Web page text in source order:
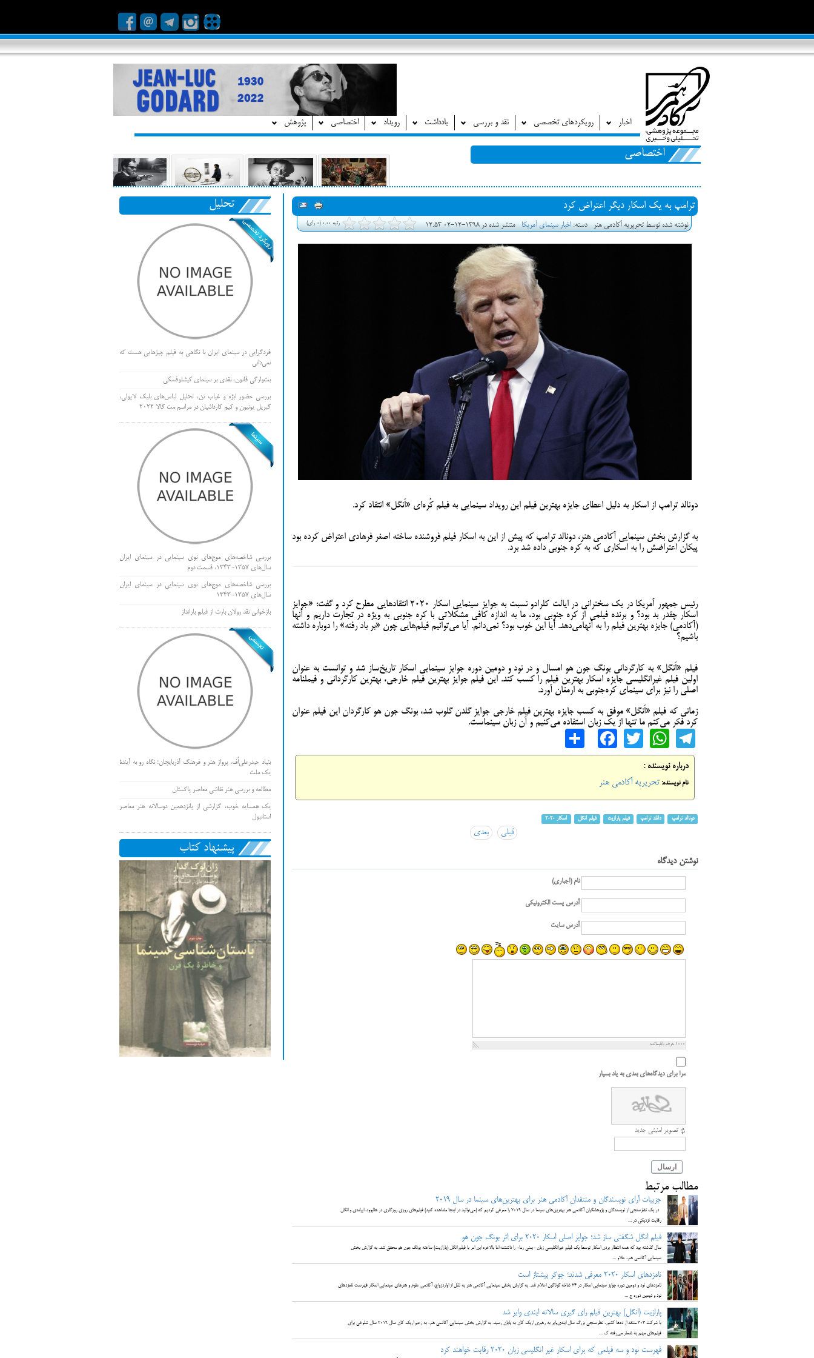
اخبار رویکردهای تخصصی نقد و بررسی یادداشت رویداد اختصاصی پژوهش
اختصاصی
ترامپ به یک اسکار دیگر اعتراض کرد
رتبه 0.00 (0 رای) نوشته شده توسط تحریریه آکادمی هنر دسته:اخبار سینمای آمریکا منتشر شده در 1398-12-02 12:53
دونالد ترامپ از اسکار به دلیل اعطای جایزه بهترین فیلم این رویداد سینمایی به فیلم کُره‌ای «اَنگل» انتقاد کرد.
به گزارش بخش سینمایی آکادمی هنر، دونالد ترامپ که پیش از این به اسکار فیلم فروشنده ساخته اصغر فرهادی اعتراض کرده بود
پیکان اعتراضش را به اسکاری که به کره جنوبی داده شد برد.
رئیس جمهور آمریکا در یک سخنرانی در ایالت کلرادو نسبت به جوایز سینمایی اسکار ۲۰۲۰ انتقادهایی مطرح کرد و گفت: «جوایز
اسکار چقدر بد بود؟ و برنده فیلمی از کره جنوبی بود، ما به اندازه کافی مشکلاتی با کره جنوبی به ویژه در تجارت داریم و آنها
(آکادمی) جایزه بهترین فیلم را به آنهامی‌دهد. آیا این خوب بود؟ نمی‌دانم. آیا می‌توانیم فیلم‌هایی چون «بر باد رفته» را دوباره داشته
باشیم؟
فیلم «اَنگل» به کارگردانی بونگ جون هو امسال و در نود و دومین دوره جوایز سینمایی اسکار تاریخ‌ساز شد و توانست به عنوان
اولین فیلم غیرانگلیسی جایزه اسکار بهترین فیلم را کسب کند. این فیلم جوایز بهترین فیلم خارجی، بهترین کارگردانی و فیملنامه
اصلی را نیز برای سینمای کره‌جنوبی به ارمغان آورد.
زمانی که فیلم «اَنگل» موفق به کسب جایزه بهترین فیلم خارجی جوایز گلدن گلوب شد، بونگ جون هو کارگردان این فیلم عنوان
کرد فکر می‌کنم ما تنها از یک زبان استفاده می‌کنیم و آن زبان سینماست.
Telegram
WhatsApp
Twitter
Facebook
درباره نویسنده :
نام نویسنده: تحریریه آکادمی هنر
دونالد ترامپ دانلد ترامپ فیلم پارازیت فیلم انگل اسکار 2020
قبلی بعدی
نوشتن دیدگاه
نام (اجباری)
آدرس پست الکترونیکی
آدرس سایت
1000 حرف باقیمانده
مرا برای دیدگاه‌های بعدی به یاد بسپار
تصویر امنیتی جدید
ارسال
مطالب مرتبط
جزییات آرای نویسندگان و منتقدان آکادمی هنر برای بهترین‌های سینما در سال 2019
در یک نظرسنجی از نویسندگان و پژوهشگران آکادمی هنر بهترین‌های سینما در سال 2019 را معرفی کردیم که (می‌توانید در اینجا مشاهده کنید) فیلم‌های روزی روزگاری در هالیوود، ایرلندی و انگل
رقابت نزدیکی در ...
فیلم انگل شگفتی ساز شد؛ جوایز اصلی اسکار 2020 برای اثر بونگ جون هو
سال گذشته بود که همه انتظار بردن اسکار توسط یک فیلم غیرانگلیسی زبان -یعنی رما- را داشتند؛ اما بالاخره این امر با فیلم انگل (پارازیت) ساخته بونگ جون هو محقق شد. به گزارش بخش
سینمایی آکادمی هنر، علاو ...
نامزدهای اسکار 2020 معرفی شدند؛ جوکر پیشتاز است
نامزدهای نود و دومین دوره جوایز سینمایی اسکار در ۲۴ شاخه گوناگون اعلام شد. به گزارش بخش سینمایی آکادمی هنر به نقل از اواردزواچ، آکادمی علوم و هنرهای سینمایی اسکار فهرست نامزدهای
نود و دومین دوره ج ...
پارازیت (انگل) بهترین فیلم رای گیری سالانه ایندی وایر شد
با شرکت 304 منتقد از ده‌ها کشور، نظرسنجی بزرگ سال ایندی‌وایر به رهبری اریک کان به پایان رسید. به گزارش بخش سینمایی آکادمی هنر، به زعم اریک کان سال 2019 سال شلوغی برای
فیلم‌های مهم به شمار می‌رفته ک ...
فهرست نود و سه فیلمی که برای اسکار غیر انگلیسی زبان 2020 رقابت خواهند کرد
تحلیل
فردگرایی در سینمای ایران با نگاهی به فیلم چیزهایی هست که
نمی‌دانی
بت‌وارگی قانون، نقدی بر سینمای کیشلوفسکی
بررسی حضور ابژه و غیاب تن، تحلیل لباس‌های بلیک لایولی،
گبریل یونیون و کیم کارداشیان در مراسم مت گالا ۲۰۲۲
بررسی شاخصه‌های موج‌های نوی سینمایی در سینمای ایران
سال‌های 1357-1343، قسمت دوم
بررسی شاخصه‌های موج‌های نوی سینمایی در سینمای ایران
سال‌های 1357-1343
بازخوانی نقد رولان بارت از فیلم بارانداز
بنیاد حیدرعلی‌اُف، پرواز هنر و فرهنگ آذربایجان؛ نگاه رو به آیندۀ
یک ملت
مطالعه و بررسی هنر نقاشی معاصر پاکستان
یک همسایه خوب، گزارشی از پانزدهمین دوسالانه هنر معاصر
استانبول
پیشنهاد کتاب